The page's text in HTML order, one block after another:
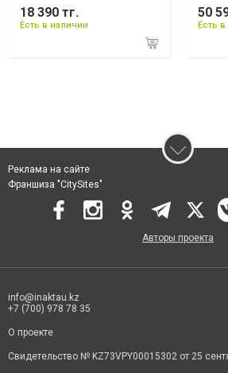
18 390 тг.
Есть в наличии
50
Есть
Реклама на сайте
Франшиза "CitySites"
Авторы проекта
info@inaktau.kz
+7 (700) 978 78 35
О проекте
Свидетельство № KZ73VPY00015302 от 25